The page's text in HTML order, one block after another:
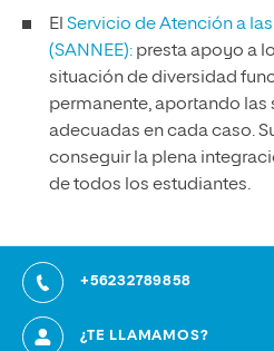
El Servicio de Atención a
(SANNEE): presta apoyo a
situación de diversidad
permanente, aportando las
adecuadas en cada caso.
conseguir la plena
de todos los estudiantes.
+56232789858
¿TE LLAMAMOS?